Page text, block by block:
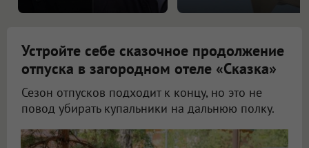
Устройте себе сказочное продолжение
отпуска в загородном отеле «Сказка»
Сезон отпусков подходит к концу, но это не
повод убирать купальники на дальнюю полку.